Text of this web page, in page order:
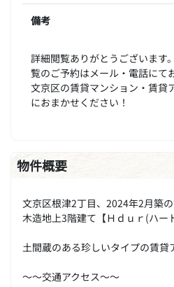
備考
詳細閲覧ありがとうございます
覧のご予約はメール・電話にて
文京区の賃貸マンション・賃貸
におまかせください！
物件概要
文京区根津2丁目、2024年2月築
木造地上3階建て【Ｈｄｕｒ(ハー
土間蔵のある珍しいタイプの賃
～～交通アクセス～～